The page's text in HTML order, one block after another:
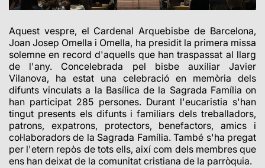
Aquest vespre, el Cardenal Arquebisbe de Barcelona,
Joan Josep Omella i Omella, ha presidit la primera missa
solemne en record d'aquells que han traspassat al llarg
de l'any. Concelebrada pel bisbe auxiliar Javier
Vilanova, ha estat una celebració en memòria dels
difunts vinculats a la Basílica de la Sagrada Família on
han participat 285 persones. Durant l'eucaristia s'han
tingut presents els difunts i familiars dels treballadors,
patrons, expatrons, protectors, benefactors, amics i
col·laboradors de la Sagrada Família. També s'ha pregat
per l'etern repòs de tots ells, així com dels membres que
ens han deixat de la comunitat cristiana de la parròquia.